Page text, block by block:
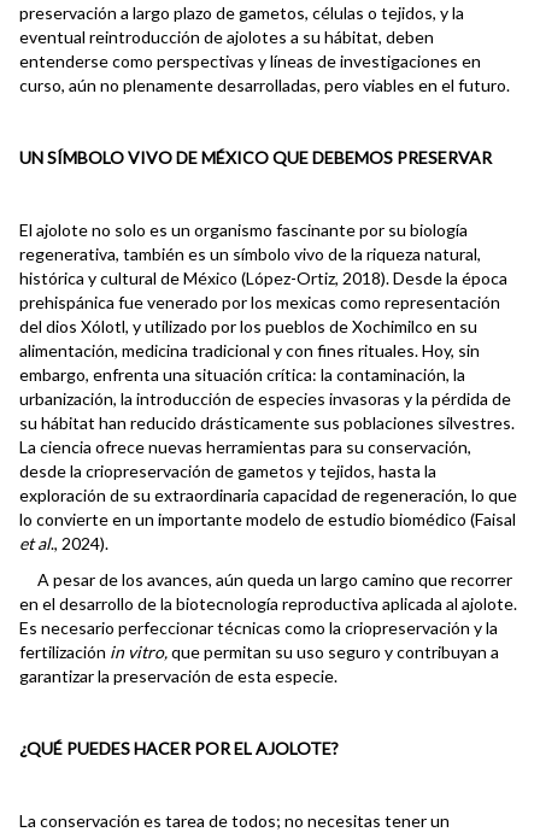
preservación a largo plazo de gametos, células o tejidos, y la
eventual reintroducción de ajolotes a su hábitat, deben
entenderse como perspectivas y líneas de investigaciones en
curso, aún no plenamente desarrolladas, pero viables en el futuro.
UN SÍMBOLO VIVO DE MÉXICO QUE DEBEMOS PRESERVAR
El ajolote no solo es un organismo fascinante por su biología
regenerativa, también es un símbolo vivo de la riqueza natural,
histórica y cultural de México (López-Ortiz, 2018). Desde la época
prehispánica fue venerado por los mexicas como representación
del dios Xólotl, y utilizado por los pueblos de Xochimilco en su
alimentación, medicina tradicional y con fines rituales. Hoy, sin
embargo, enfrenta una situación crítica: la contaminación, la
urbanización, la introducción de especies invasoras y la pérdida de
su hábitat han reducido drásticamente sus poblaciones silvestres.
La ciencia ofrece nuevas herramientas para su conservación,
desde la criopreservación de gametos y tejidos, hasta la
exploración de su extraordinaria capacidad de regeneración, lo que
lo convierte en un importante modelo de estudio biomédico (Faisal
et al., 2024).
A pesar de los avances, aún queda un largo camino que recorrer
en el desarrollo de la biotecnología reproductiva aplicada al ajolote.
Es necesario perfeccionar técnicas como la criopreservación y la
fertilización in vitro,que permitan su uso seguro y contribuyan a
garantizar la preservación de esta especie.
¿QUÉ PUEDES HACER POR EL AJOLOTE?
La conservación es tarea de todos; no necesitas tener un